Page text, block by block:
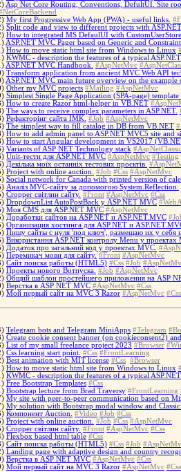
Asp Net Core Routing, Conventions, DefultUI. Site
My first Progressive Web App (PWA) - useful links.
Split code and view to different projects with
How to integrated MS DefaulUI with CustomUserStore
ASP.NET MVC Pager based on Generic and
How to move static html site from Windows to Linux
KWMC - description the features of a typical
ASP.NET MVC Handbook. #AspNetMvc
Transform application from ancient MVC Web API
ASP.NET MVC main future overview on the example
Other my MVC projects #Mailing #AspNetMvc
Simplest Single Page Application (SPA-page)
How to create Razor html-helper in VB.NET
The ways to receive complex parameters in ASP.NET.
Рефакторінг сайта IMK. #Job #AspNetMvc
The simplest way to fill catalog in DB from VB.NET
How to add admin panel to ASP.NET MVC5 site and
How to start Angular development in VS2017
Variants of ASP NET Technology stack
Unit-тести для ASP.NET MVC #AspNetMvc #Testing
Декілька моїх останніх тестових проєктів.
Project with online auction. #Job #Css #AspNetMvc
Social network for Canada with printed version of
Аналіз MVC-сайту за допомогою System.Reflection.
Cropper світлин сайту. #Front #AspNetMvc #Css
DropdownList AutoPostBack у ASP.NET MVC
Моя CMS для ASP.NET MVC #AspNetMvc
Доработки сайтов на ASP.NET и ASP.NET.MVC
Организация хостинга для ASP.NET и
Пишу сайты с нуля 'под ключ', размещаю их у себя
Використання ASP.NET контролу Menu у проектах
Додаток про загальний код у проектах MVC.
Перемикач мови для сайту. #Front #AspNetMvc
Сайт поиска работы (HTML5) #Css #Job
Проекты нового Вотпуска. #Job #AspNetMvc
Общий шаблон простейшего приложения на ASP
Верстка в ASP NET MVC #AspNetMvc #Css
Мой первый сайт на MVC 3 Razor #AspNetMvc #Css
Telegram bots and Telegram MiniApps #Telegram
Create cookie consent banner (on cookieconsent2)
List of my small freelance project 2023 #Browser
Css learning start point. #Css #FrontLearning
Best animation with MIT license #Css #Browser
How to move static html site from Windows to Linux
KWMC - description the features of a typical
Free Bootstrap Templates #Css
Bootstrap lecture from Brad Traversy #FrontLearning
My site with peer-to-peer communication based on
My solution with Bootstrap modal window and Classic
Компонент Auction. #Video #Job #Css
Project with online auction. #Job #Css #AspNetMvc
Cropper світлин сайту. #Front #AspNetMvc #Css
Flexbox based html table #Css
Сайт поиска работы (HTML5) #Css #Job
Landing page with adaptive design and country
Верстка в ASP NET MVC #AspNetMvc #Css
Мой первый сайт на MVC 3 Razor #AspNetMvc #Css